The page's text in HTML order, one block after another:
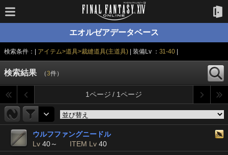
エオルゼアデータベース
検索条件：| アイテム>道具>裁縫道具(主道具) | 装備Lv ： 31-40
検索結果 （3件）
1ページ / 1ページ
ウルフファングニードル
Lv 40～ ITEM Lv 40